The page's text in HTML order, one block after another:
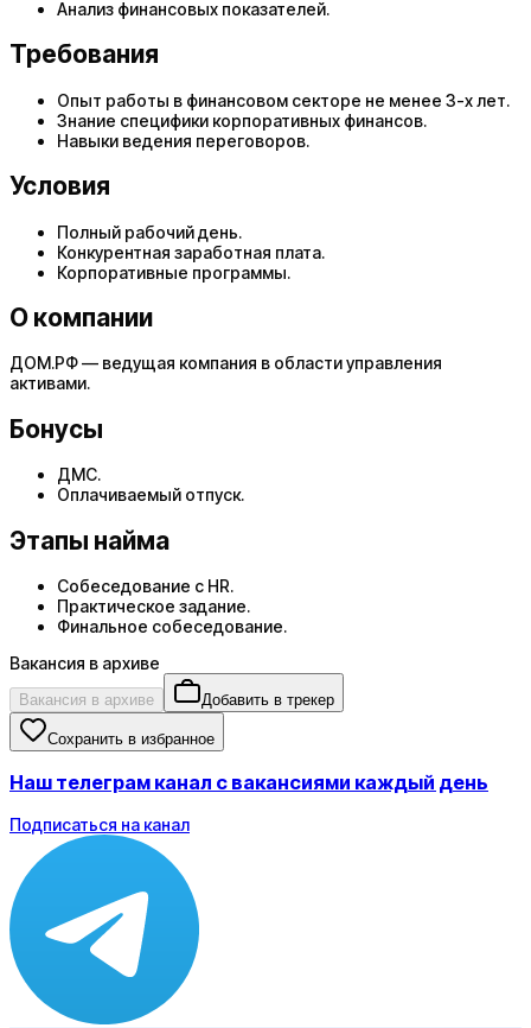
Анализ финансовых показателей.
Требования
Опыт работы в финансовом секторе не менее 3-х лет.
Знание специфики корпоративных финансов.
Навыки ведения переговоров.
Условия
Полный рабочий день.
Конкурентная заработная плата.
Корпоративные программы.
О компании
ДОМ.РФ — ведущая компания в области управления
активами.
Бонусы
ДМС.
Оплачиваемый отпуск.
Этапы найма
Собеседование с HR.
Практическое задание.
Финальное собеседование.
Вакансия в архиве
Вакансия в архиве Добавить в трекер
Сохранить в избранное
Наш телеграм канал с вакансиями каждый день
Подписаться на канал